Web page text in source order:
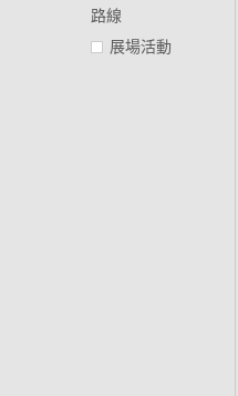
路線
展場活動